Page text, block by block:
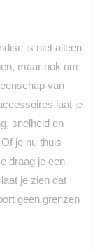
is niet alleen
maar ook om
van
laat je
snelheid en
je nu thuis
draag je een
je zien dat
geen grenzen